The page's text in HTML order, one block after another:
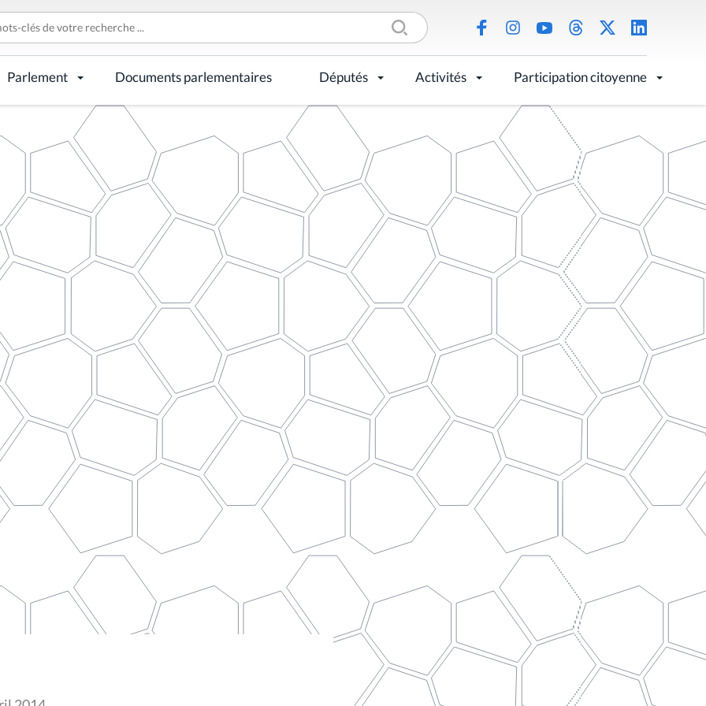
Parlement Documents parlementaires Députés Activités Participation citoyenne